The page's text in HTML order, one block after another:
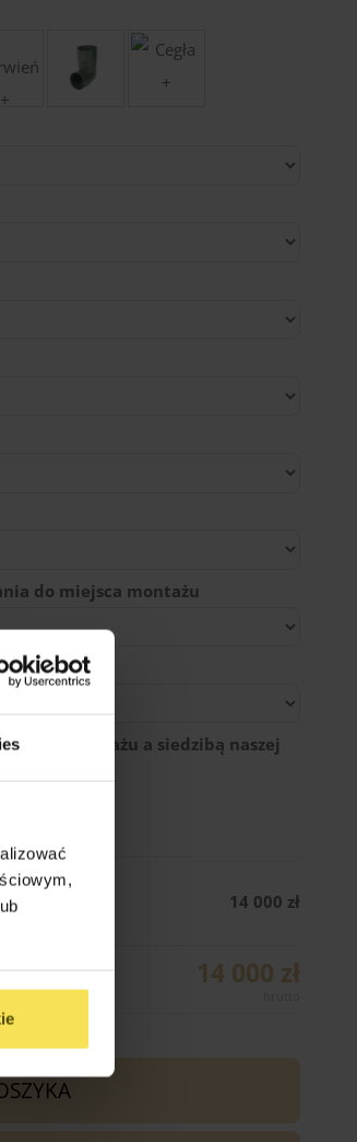
do miejsca montażu
montażu a siedzibą naszej
14 000 zł
14 000 zł